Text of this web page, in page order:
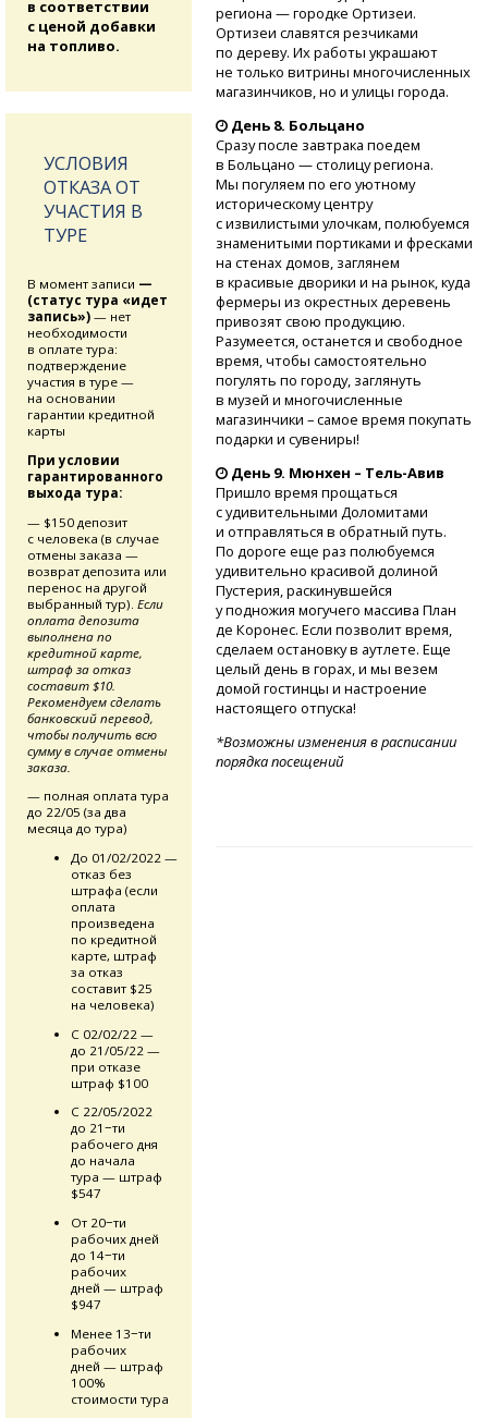
региона — городке Ортизеи.
Ортизеи славятся резчиками
по дереву. Их работы украшают
не только витрины многочисленных
магазинчиков, но и улицы города.
День 8. Больцано
Сразу после завтрака поедем
в Больцано — столицу региона.
Мы погуляем по его уютному
историческому центру
с извилистыми улочкам, полюбуемся
знаменитыми портиками и фресками
на стенах домов, заглянем
в красивые дворики и на рынок, куда
фермеры из окрестных деревень
привозят свою продукцию.
Разумеется, останется и свободное
время, чтобы самостоятельно
погулять по городу, заглянуть
в музей и многочисленные
магазинчики – самое время покупать
подарки и сувениры!
День 9. Мюнхен – Тель-Авив
Пришло время прощаться
с удивительными Доломитами
и отправляться в обратный путь.
По дороге еще раз полюбуемся
удивительно красивой долиной
Пустерия, раскинувшейся
у подножия могучего массива План
де Коронес. Если позволит время,
сделаем остановку в аутлете. Еще
целый день в горах, и мы везем
домой гостинцы и настроение
настоящего отпуска!
*Возможны изменения в расписании
порядка посещений
в соответствии
с ценой добавки
на топливо.
УСЛОВИЯ
ОТКАЗА ОТ
УЧАСТИЯ В
ТУРЕ
В момент записи —
(статус тура «идет
запись») — нет
необходимости
в оплате тура:
подтверждение
участия в туре —
на основании
гарантии кредитной
карты
При условии
гарантированного
выхода тура:
— $150 депозит
с человека (в случае
отмены заказа —
возврат депозита или
перенос на другой
выбранный тур). Если
оплата депозита
выполнена по
кредитной карте,
штраф за отказ
составит $10.
Рекомендуем сделать
банковский перевод,
чтобы получить всю
сумму в случае отмены
заказа.
— полная оплата тура
до 22/05 (за два
месяца до тура)
До 01/02/2022 —
отказ без
штрафа (если
оплата
произведена
по кредитной
карте, штраф
за отказ
составит $25
на человека)
С 02/02/22 —
до 21/05/22 —
при отказе
штраф $100
С 22/05/2022
до 21−ти
рабочего дня
до начала
тура — штраф
$547
От 20−ти
рабочих дней
до 14−ти
рабочих
дней — штраф
$947
Менее 13−ти
рабочих
дней — штраф
100%
стоимости тура